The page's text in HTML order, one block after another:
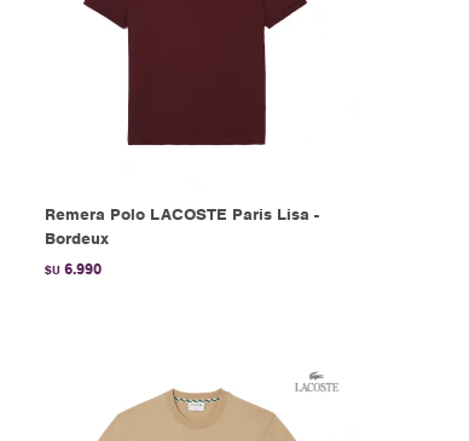
Remera Polo LACOSTE Paris Lisa -
Bordeux
$U 6.990